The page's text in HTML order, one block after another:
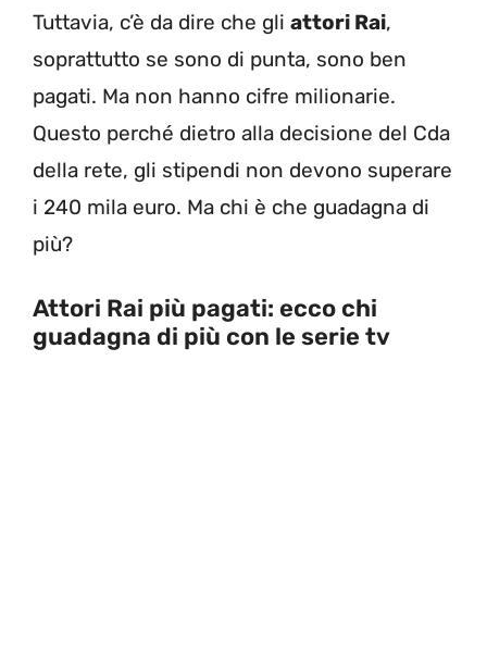
Tuttavia, c’è da dire che gli attori Rai,
soprattutto se sono di punta, sono ben
pagati. Ma non hanno cifre milionarie.
Questo perché dietro alla decisione del Cda
della rete, gli stipendi non devono superare
i 240 mila euro. Ma chi è che guadagna di
più?
Attori Rai più pagati: ecco chi
guadagna di più con le serie tv